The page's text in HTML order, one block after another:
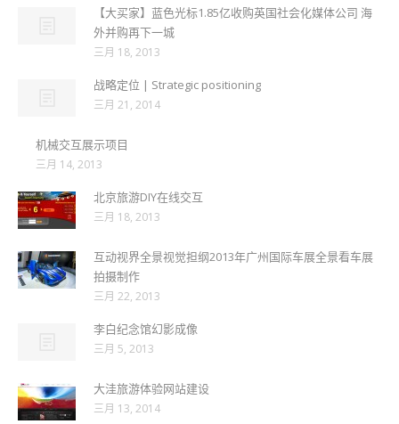
【大买家】蓝色光标1.85亿收购英国社会化媒体公司 海
外并购再下一城
三月 18, 2013
战略定位 | Strategic positioning
三月 21, 2014
机械交互展示项目
三月 14, 2013
北京旅游DIY在线交互
三月 18, 2013
互动视界全景视觉担纲2013年广州国际车展全景看车展
拍摄制作
三月 22, 2013
李白纪念馆幻影成像
三月 5, 2013
大洼旅游体验网站建设
三月 13, 2014